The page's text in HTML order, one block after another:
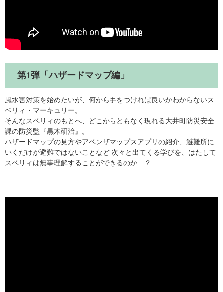
第1弾「ハザードマップ編」
風水害対策を始めたいが、何から手をつければ良いかわからないス
ベリィ・マーキュリー。
そんなスベリィのもとへ、どこからともなく現れる大井町防災安全
課の防災監『黒木研治』。
ハザードマップの見方やアベンザマップスアプリの紹介、避難所に
いくだけが避難ではないことなど 次々と出てくる学びを、はたして
スベリィは無事理解することができるのか…？